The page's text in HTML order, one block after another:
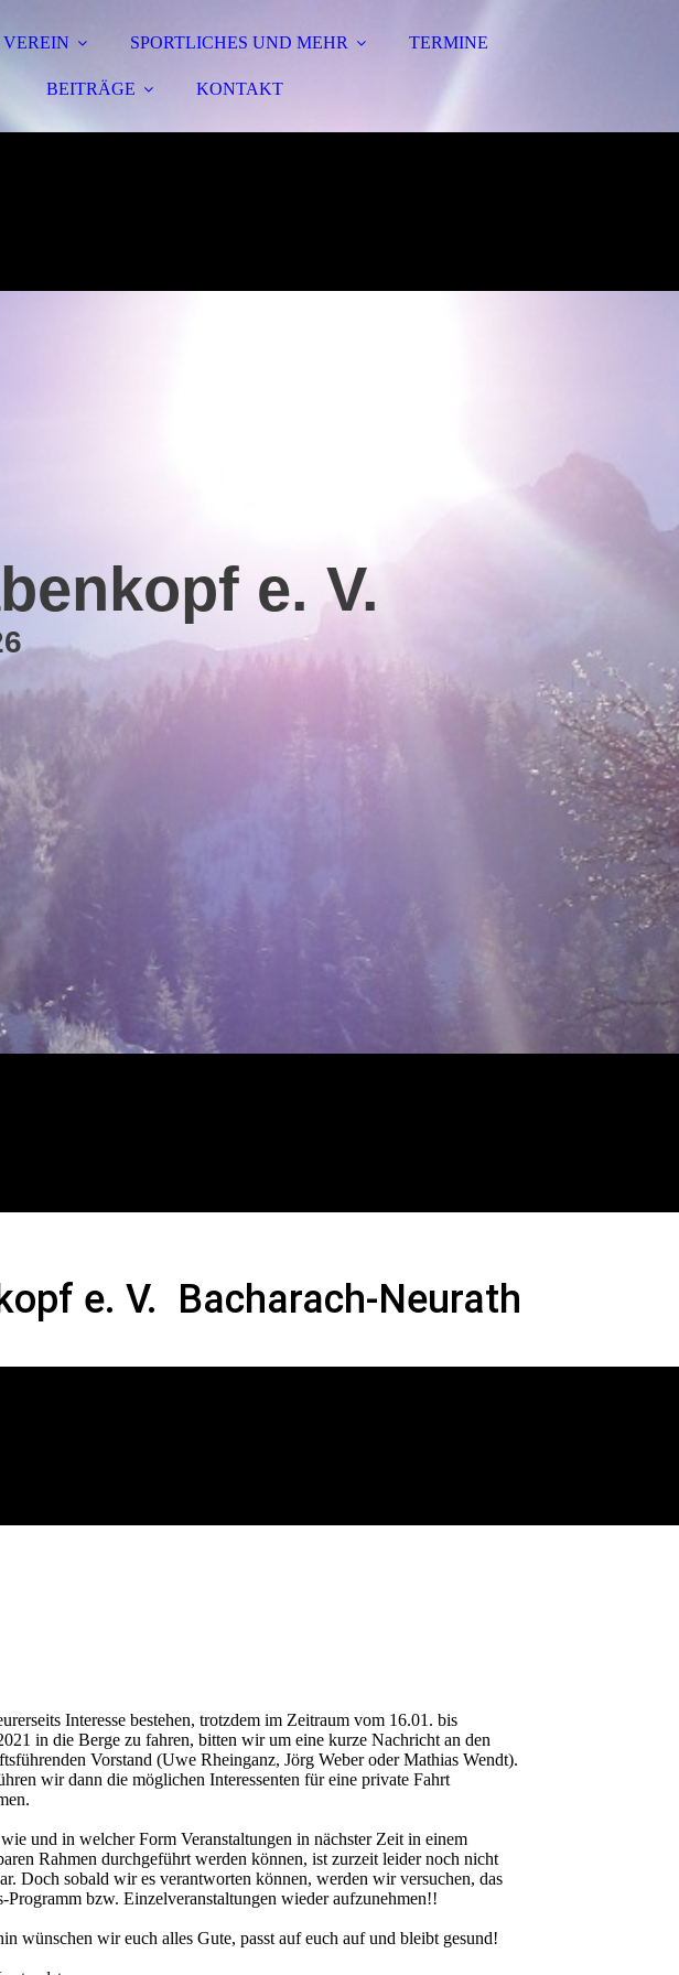
VEREIN SPORTLICHES UND MEHR TERMINE
BEITRÄGE KONTAKT
e. V.
V. Bacharach-Neurath
Interesse bestehen, trotzdem im Zeitraum vom 16.01. bis
in die Berge zu fahren, bitten wir um eine kurze Nachricht an den
Vorstand (Uwe Rheinganz, Jörg Weber oder Mathias Wendt).
wir dann die möglichen Interessenten für eine private Fahrt
und in welcher Form Veranstaltungen in nächster Zeit in einem
Rahmen durchgeführt werden können, ist zurzeit leider noch nicht
Doch sobald wir es verantworten können, werden wir versuchen, das
Programm bzw. Einzelveranstaltungen wieder aufzunehmen!!
wünschen wir euch alles Gute, passt auf euch auf und bleibt gesund!